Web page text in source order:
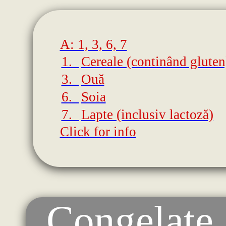
A: 1, 3, 6, 7
1.
Cereale (continând
3.
Ouă
6.
Soia
7.
Lapte (inclusiv lactoză)
Click for info